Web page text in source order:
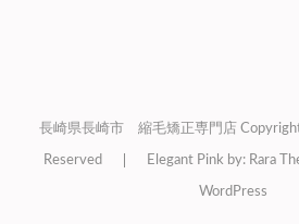
長崎県長崎市 縮毛矯正専門店
Reserved Elegant Pink by: Rara
WordPress